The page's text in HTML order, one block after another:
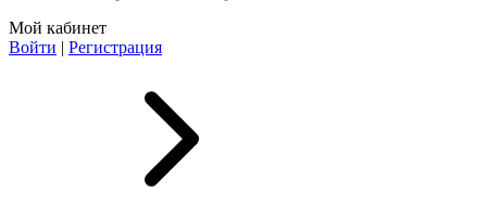
Мой кабинет
Войти | Регистрация